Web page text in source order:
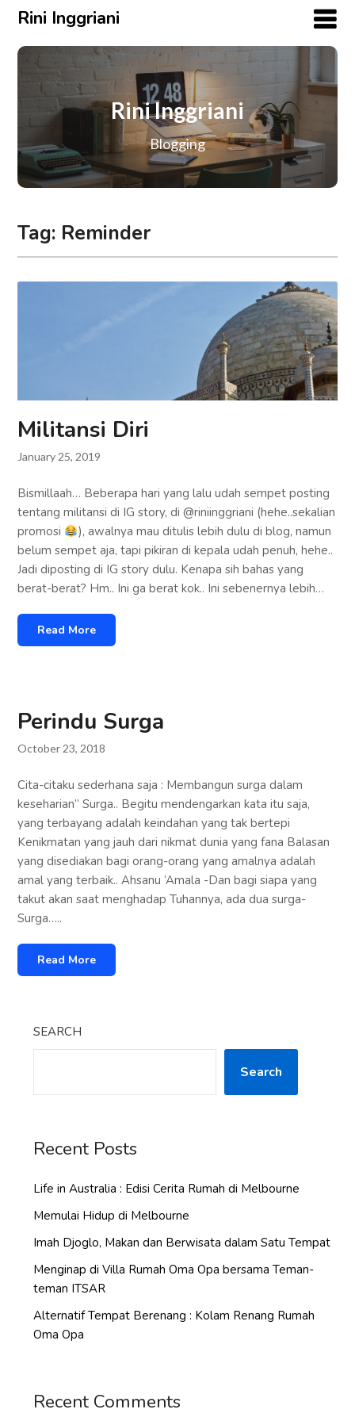
Rini Inggriani
Rini Inggriani
Blogging
Tag: Reminder
Militansi Diri
January 25, 2019
Bismillaah… Beberapa hari yang lalu udah sempet posting
tentang militansi di IG story, di @riniinggriani (hehe..sekalian
promosi
), awalnya mau ditulis lebih dulu di blog, namun
belum sempet aja, tapi pikiran di kepala udah penuh, hehe..
Jadi diposting di IG story dulu. Kenapa sih bahas yang
berat-berat? Hm.. Ini ga berat kok.. Ini sebenernya lebih…
Read More
Perindu Surga
October 23, 2018
Cita-citaku sederhana saja : Membangun surga dalam
keseharian” Surga.. Begitu mendengarkan kata itu saja,
yang terbayang adalah keindahan yang tak bertepi
Kenikmatan yang jauh dari nikmat dunia yang fana Balasan
yang disediakan bagi orang-orang yang amalnya adalah
amal yang terbaik.. Ahsanu ‘Amala -Dan bagi siapa yang
takut akan saat menghadap Tuhannya, ada dua surga-
Surga…..
Read More
SEARCH
Search
Recent Posts
Life in Australia : Edisi Cerita Rumah di Melbourne
Memulai Hidup di Melbourne
Imah Djoglo, Makan dan Berwisata dalam Satu Tempat
Menginap di Villa Rumah Oma Opa bersama Teman-
teman ITSAR
Alternatif Tempat Berenang : Kolam Renang Rumah
Oma Opa
Recent Comments